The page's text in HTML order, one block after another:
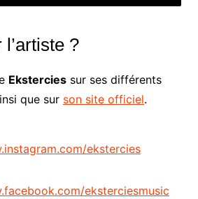
?
Eksterciessur ses différents
que sur son site officiel.
ekstercies
eksterciesmusic